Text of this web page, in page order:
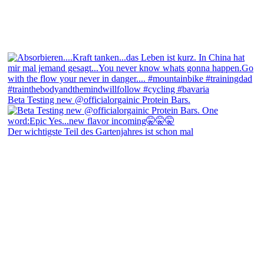
Beta Testing new @officialorgainic Protein Bars.
Der wichtigste Teil des Gartenjahres ist schon mal